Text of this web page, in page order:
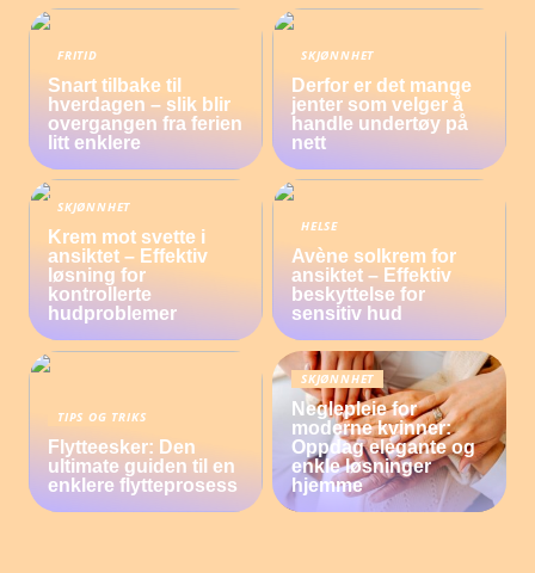
FRITID
Snart tilbake til
hverdagen – slik blir
overgangen fra ferien
litt enklere
SKJØNNHET
Derfor er det mange
jenter som velger å
handle undertøy på
nett
SKJØNNHET
Krem mot svette i
ansiktet – Effektiv
løsning for
kontrollerte
hudproblemer
HELSE
Avène solkrem for
ansiktet – Effektiv
beskyttelse for
sensitiv hud
TIPS OG TRIKS
Flytteesker: Den
ultimate guiden til en
enklere flytteprosess
SKJØNNHET
Neglepleie for
moderne kvinner:
Oppdag elegante og
enkle løsninger
hjemme